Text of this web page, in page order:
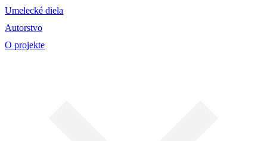
Umelecké diela
Autorstvo
O projekte